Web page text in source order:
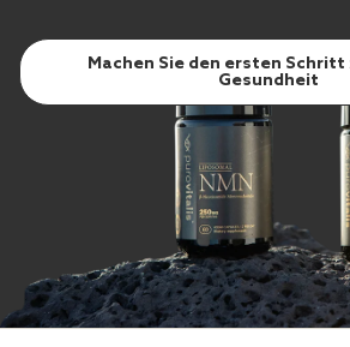
Machen Sie den ersten Schritt
Gesundheit